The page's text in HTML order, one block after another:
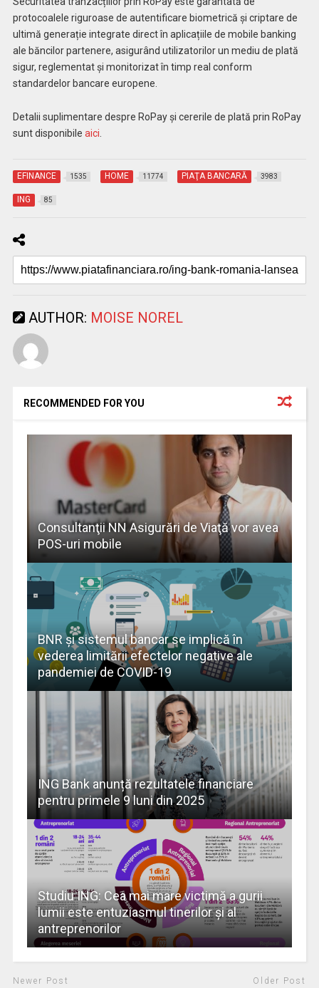
protocoalele riguroase de autentificare biometrică și criptare de
ultimă generație integrate direct în aplicațiile de mobile banking
ale băncilor partenere, asigurând utilizatorilor un mediu de plată
sigur, reglementat și monitorizat în timp real conform
standardelor bancare europene.
Detalii suplimentare despre RoPay și cererile de plată prin RoPay
sunt disponibile aici
EFINANCE 1535 HOME 11774 PIAŢA BANCARĂ 3983
ING 85
AUTHOR: MOISE NOREL
RECOMMENDED FOR YOU
Consultanţii NN Asigurări de Viaţă vor avea
POS-uri mobile
BNR și sistemul bancar se implică în
vederea limitării efectelor negative ale
pandemiei de COVID-19
ING Bank anunță rezultatele financiare
pentru primele 9 luni din 2025
Studiu ING: Cea mai mare victimă a gurii
lumii este entuziasmul tinerilor și al
antreprenorilor
Newer Post Older Post